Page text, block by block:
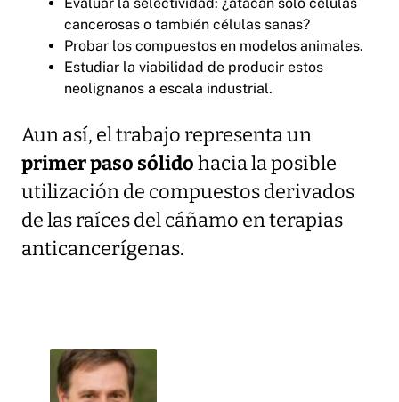
cancerosas o también células sanas?
Probar los compuestos en modelos animales.
Estudiar la viabilidad de producir estos
neolignanos a escala industrial.
Aun así, el trabajo representa un
primer paso sólidohacia la posible
utilización de compuestos derivados
de las raíces del cáñamo en terapias
anticancerígenas.